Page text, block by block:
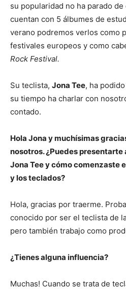
su popularidad no ha parado
cuentan con 5 álbumes de
verano podremos verlos como
festivales europeos y como
Rock Festival.
Su teclista, Jona Tee, ha
su tiempo ha charlar con
contado.
Hola Jona y muchísimas
nosotros. ¿Puedes presentarte
Jona Tee y cómo comenzaste
y los teclados?
Hola, gracias por traerme.
conocido por ser el teclista de
pero también trabajo como
¿Tienes alguna influencia?
Muchas! Cuando se trata de